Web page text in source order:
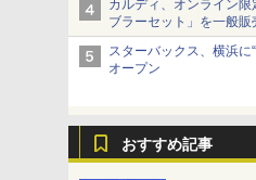
カルディ、オンライン
ブラーセット」を一般
当選無効分
スターバックス、横浜に
オープン
おすすめ記事